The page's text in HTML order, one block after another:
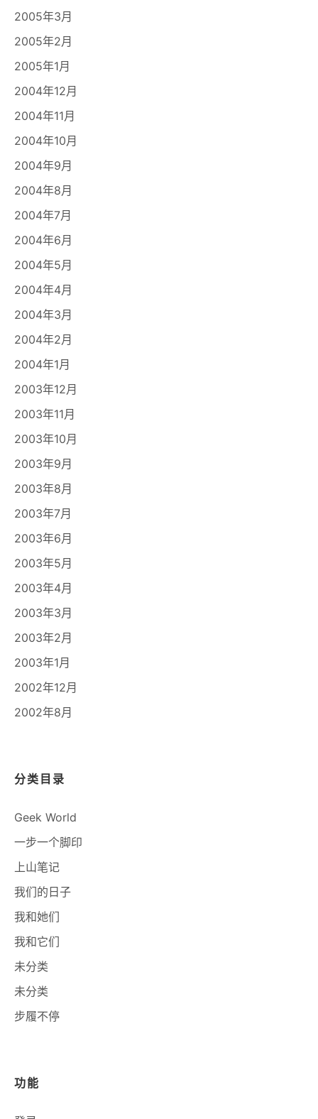
2005年3月
2005年2月
2005年1月
2004年12月
2004年11月
2004年10月
2004年9月
2004年8月
2004年7月
2004年6月
2004年5月
2004年4月
2004年3月
2004年2月
2004年1月
2003年12月
2003年11月
2003年10月
2003年9月
2003年8月
2003年7月
2003年6月
2003年5月
2003年4月
2003年3月
2003年2月
2003年1月
2002年12月
2002年8月
分类目录
Geek World
一步一个脚印
上山笔记
我们的日子
我和她们
我和它们
未分类
未分类
步履不停
功能